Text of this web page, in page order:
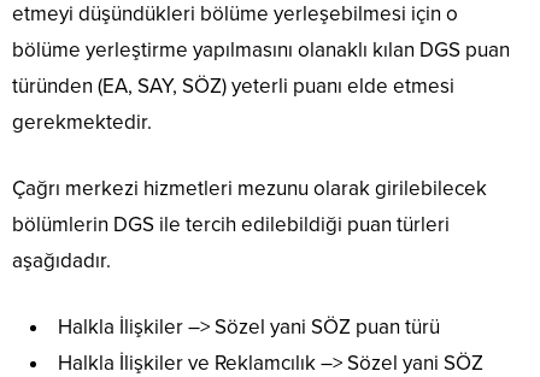
etmeyi düşündükleri bölüme yerleşebilmesi için o
bölüme yerleştirme yapılmasını olanaklı kılan DGS puan
türünden (EA, SAY, SÖZ) yeterli puanı elde etmesi
gerekmektedir.
Çağrı merkezi hizmetleri mezunu olarak girilebilecek
bölümlerin DGS ile tercih edilebildiği puan türleri
aşağıdadır.
Halkla İlişkiler –> Sözel yani SÖZ puan türü
Halkla İlişkiler ve Reklamcılık –> Sözel yani SÖZ